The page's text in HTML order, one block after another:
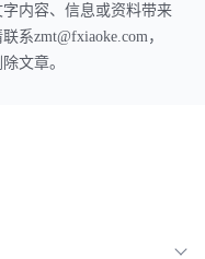
内容、信息或资料带来
系zmt@fxiaoke.com，
文章。